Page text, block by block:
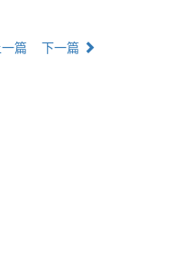
一篇 下一篇